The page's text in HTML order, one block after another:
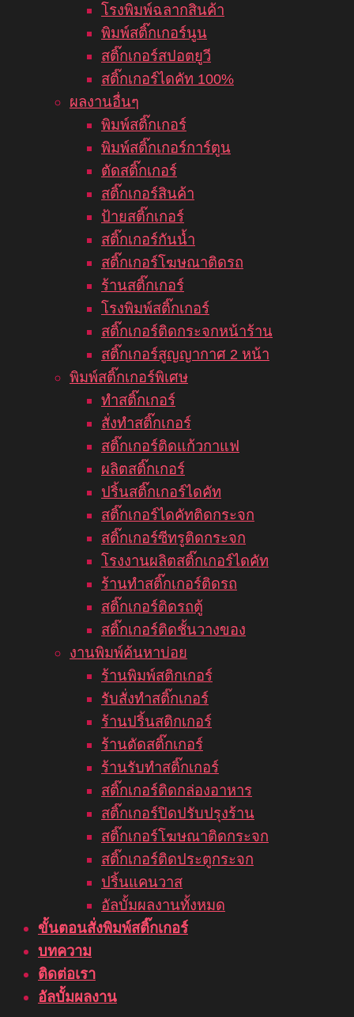
โรงพิมพ์ฉลากสินค้า
พิมพ์สติ๊กเกอร์นูน
สติ๊กเกอร์สปอตยูวี
สติ๊กเกอร์ไดคัท 100%
ผลงานอื่นๆ
พิมพ์สติ๊กเกอร์
พิมพ์สติ๊กเกอร์การ์ตูน
ตัดสติ๊กเกอร์
สติ๊กเกอร์สินค้า
ป้ายสติ๊กเกอร์
สติ๊กเกอร์กันน้ำ
สติ๊กเกอร์โฆษณาติดรถ
ร้านสติ๊กเกอร์
โรงพิมพ์สติ๊กเกอร์
สติ๊กเกอร์ติดกระจกหน้าร้าน
สติ๊กเกอร์สูญญากาศ 2 หน้า
พิมพ์สติ๊กเกอร์พิเศษ
ทำสติ๊กเกอร์
สั่งทำสติ๊กเกอร์
สติ๊กเกอร์ติดแก้วกาแฟ
ผลิตสติ๊กเกอร์
ปริ้นสติ๊กเกอร์ไดคัท
สติ๊กเกอร์ไดคัทติดกระจก
สติ๊กเกอร์ซีทรูติดกระจก
โรงงานผลิตสติ๊กเกอร์ไดคัท
ร้านทำสติ๊กเกอร์ติดรถ
สติ๊กเกอร์ติดรถตู้
สติ๊กเกอร์ติดชั้นวางของ
งานพิมพ์ค้นหาบ่อย
ร้านพิมพ์สติกเกอร์
รับสั่งทำสติ๊กเกอร์
ร้านปริ้นสติกเกอร์
ร้านตัดสติ๊กเกอร์
ร้านรับทำสติ๊กเกอร์
สติ๊กเกอร์ติดกล่องอาหาร
สติ๊กเกอร์ปิดปรับปรุงร้าน
สติ๊กเกอร์โฆษณาติดกระจก
สติ๊กเกอร์ติดประตูกระจก
ปริ้นแคนวาส
อัลบั้มผลงานทั้งหมด
ขั้นตอนสั่งพิมพ์สติ๊กเกอร์
บทความ
ติดต่อเรา
อัลบั้มผลงาน